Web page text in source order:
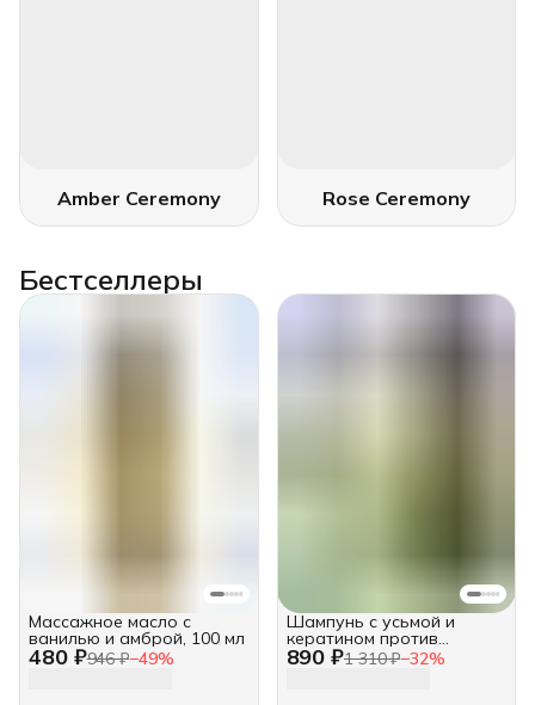
Amber Ceremony Rose Ceremony
Бестселлеры
480 ₽946 ₽−49%
Массажное масло с
ванилью и амброй, 100 мл
890 ₽1 310 ₽−32%
Шампунь с усьмой и
кератином против
выпадения, 250 мл